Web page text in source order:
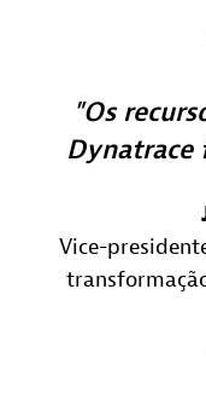
Os
Dynatrace
Vice-